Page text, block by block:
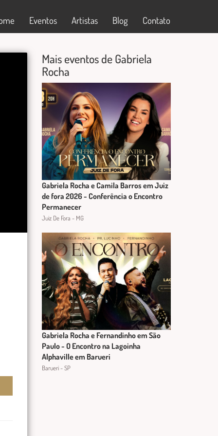
Eventos Artistas Blog Contato
Mais eventos de Gabriela
Rocha
Gabriela Rocha e Camila Barros em Juiz
de fora 2026 - Conferência o Encontro
Permanecer
Juiz De Fora - MG
Gabriela Rocha e Fernandinho em São
Paulo - O Encontro na Lagoinha
Alphaville em Barueri
Barueri - SP